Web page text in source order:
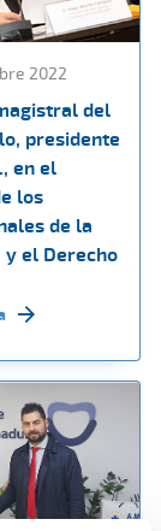
2022
del
presidente
en el
los
de la
y el Derecho